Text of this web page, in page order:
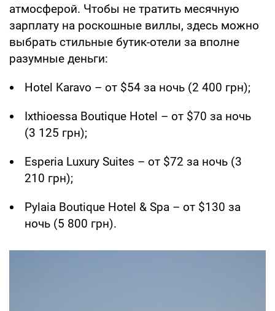
атмосферой. Чтобы не тратить месячную
зарплату на роскошные виллы, здесь можно
выбрать стильные бутик-отели за вполне
разумные деньги:
Hotel Karavo – от $54 за ночь (2 400 грн);
Ixthioessa Boutique Hotel – от $70 за ночь
(3 125 грн);
Esperia Luxury Suites – от $72 за ночь (3
210 грн);
Pylaia Boutique Hotel & Spa – от $130 за
ночь (5 800 грн).